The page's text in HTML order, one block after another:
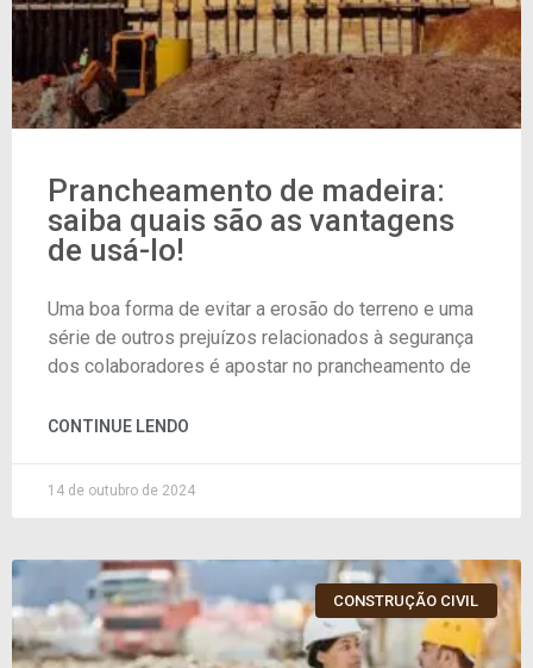
Prancheamento de madeira:
saiba quais são as vantagens
de usá-lo!
Uma boa forma de evitar a erosão do terreno e uma
série de outros prejuízos relacionados à segurança
dos colaboradores é apostar no prancheamento de
CONTINUE LENDO
14 de outubro de 2024
CONSTRUÇÃO CIVIL